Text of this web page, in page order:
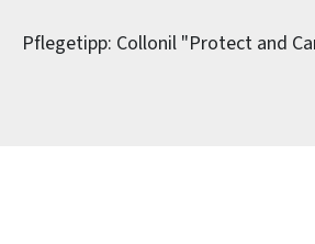
Pflegetipp: Collonil "Protect and